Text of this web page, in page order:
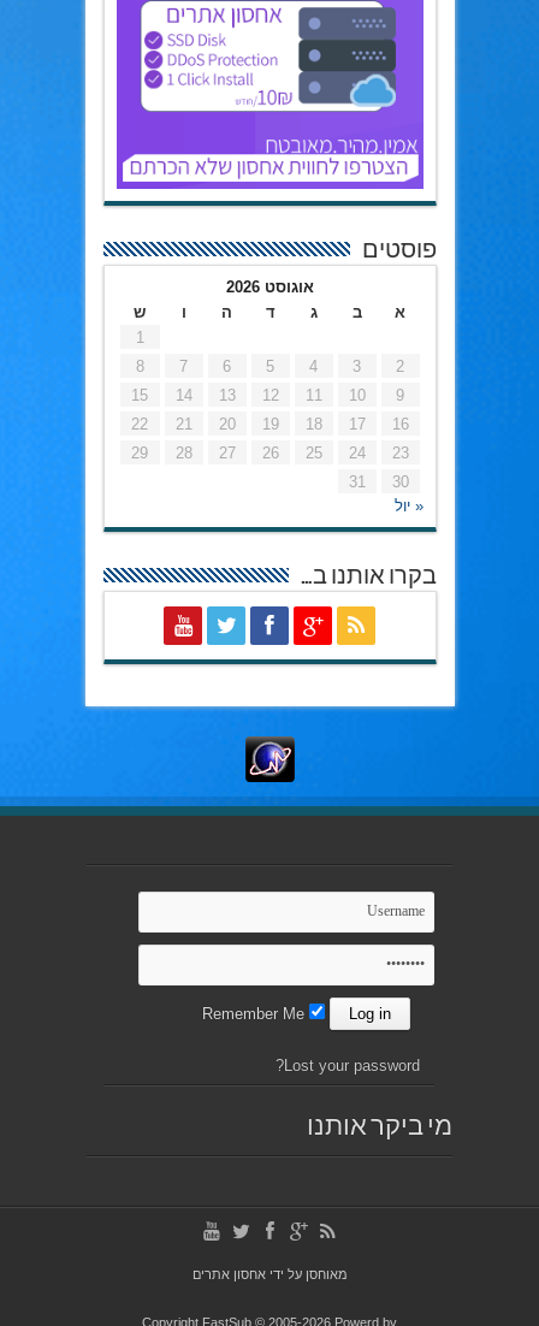
פוסטים
אוגוסט 2026
א
ב ג ד ה ו
ש
1
2
3
4
5
6
7
8
9
10
11
12
13
14
15
16
17
18
19
20
21
22
23
24
25
26
27
28
29
30
31
« יול
בקרו אותנו ב…
Lost your password?
מי ביקר אותנו
מאוחסן על ידיאחסון אתרים
Copyright FastSub © 2005-2026 Powerd by